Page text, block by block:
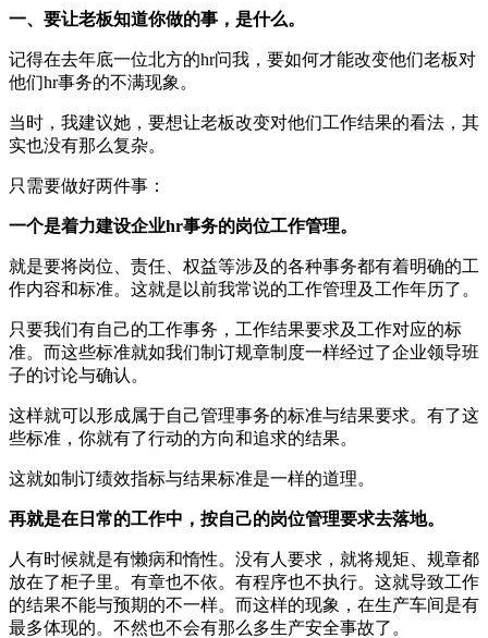
一、要让老板知道你做的事，是什么。
记得在去年底一位北方的hr问我，要如何才能改变他们老板对
他们hr事务的不满现象。
当时，我建议她，要想让老板改变对他们工作结果的看法，其
实也没有那么复杂。
只需要做好两件事：
一个是着力建设企业hr事务的岗位工作管理。
就是要将岗位、责任、权益等涉及的各种事务都有着明确的工
作内容和标准。这就是以前我常说的工作管理及工作年历了。
只要我们有自己的工作事务，工作结果要求及工作对应的标
准。而这些标准就如我们制订规章制度一样经过了企业领导班
子的讨论与确认。
这样就可以形成属于自己管理事务的标准与结果要求。有了这
些标准，你就有了行动的方向和追求的结果。
这就如制订绩效指标与结果标准是一样的道理。
再就是在日常的工作中，按自己的岗位管理要求去落地。
人有时候就是有懒病和惰性。没有人要求，就将规矩、规章都
放在了柜子里。有章也不依。有程序也不执行。这就导致工作
的结果不能与预期的不一样。而这样的现象，在生产车间是有
最多体现的。不然也不会有那么多生产安全事故了。